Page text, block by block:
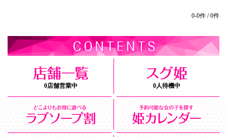
0-0件 / 0件
0店舗営業中 0人待機中